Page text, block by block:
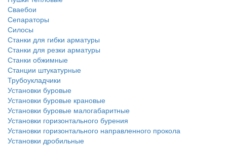
Сваебои
Сепараторы
Силосы
Станки для гибки арматуры
Станки для резки арматуры
Станки обжимные
Станции штукатурные
Трубоукладчики
Установки буровые
Установки буровые крановые
Установки буровые малогабаритные
Установки горизонтального бурения
Установки горизонтального направленного прокола
Установки дробильные